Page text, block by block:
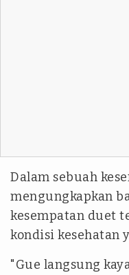
Dalam sebuah
mengungkapkan
kesempatan duet
kondisi kesehatan
"Gue langsung